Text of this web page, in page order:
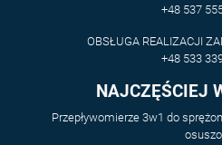
+48 537
OBSŁUGA REALIZACJI
+48 533
NAJCZĘŚCIEJ
Przepływomierze 3w1 do